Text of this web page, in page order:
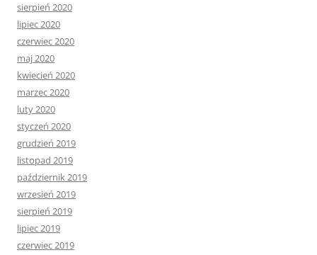
sierpień 2020
lipiec 2020
czerwiec 2020
maj 2020
kwiecień 2020
marzec 2020
luty 2020
styczeń 2020
grudzień 2019
listopad 2019
październik 2019
wrzesień 2019
sierpień 2019
lipiec 2019
czerwiec 2019